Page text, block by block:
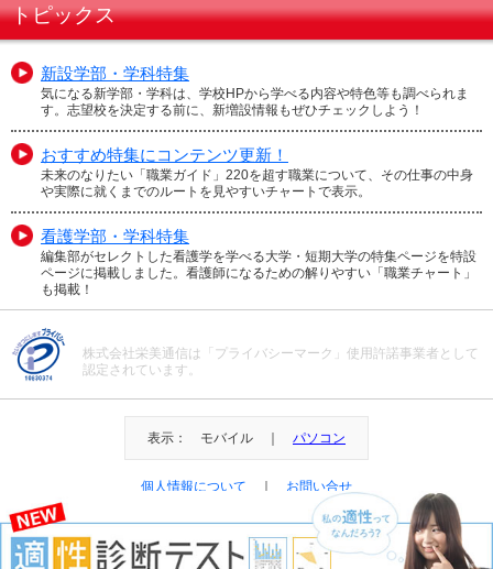
トピックス
新設学部・学科特集
気になる新学部・学科は、学校HPから学べる内容や特色等も調べられま
す。志望校を決定する前に、新増設情報もぜひチェックしよう！
おすすめ特集にコンテンツ更新！
未来のなりたい「職業ガイド」220を超す職業について、その仕事の中身
や実際に就くまでのルートを見やすいチャートで表示。
看護学部・学科特集
編集部がセレクトした看護学を学べる大学・短期大学の特集ページを特設
ページに掲載しました。看護師になるための解りやすい「職業チャート」
も掲載！
株式会社栄美通信は「プライバシーマーク」使用許諾事業者として
認定されています。
表示： モバイル ｜ パソコン
個人情報について お問い合せ
＠Eibi Tsushin All Right Reserved.